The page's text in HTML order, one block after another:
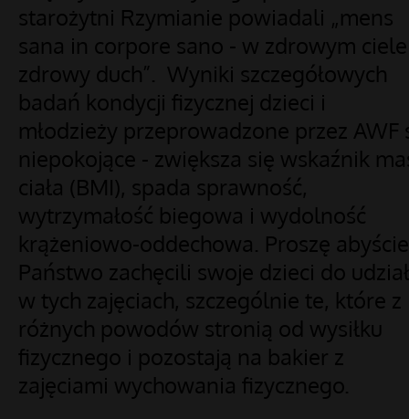
starożytni Rzymianie powiadali „mens
sana in corpore sano - w zdrowym ciele
zdrowy duch”. Wyniki szczegółowych
badań kondycji fizycznej dzieci i
młodzieży przeprowadzone przez AWF
niepokojące - zwiększa się wskaźnik
ciała (BMI), spada sprawność,
wytrzymałość biegowa i wydolność
krążeniowo-oddechowa. Proszę abyście
Państwo zachęcili swoje dzieci do
w tych zajęciach, szczególnie te, które z
różnych powodów stronią od wysiłku
fizycznego i pozostają na bakier z
zajęciami wychowania fizycznego.